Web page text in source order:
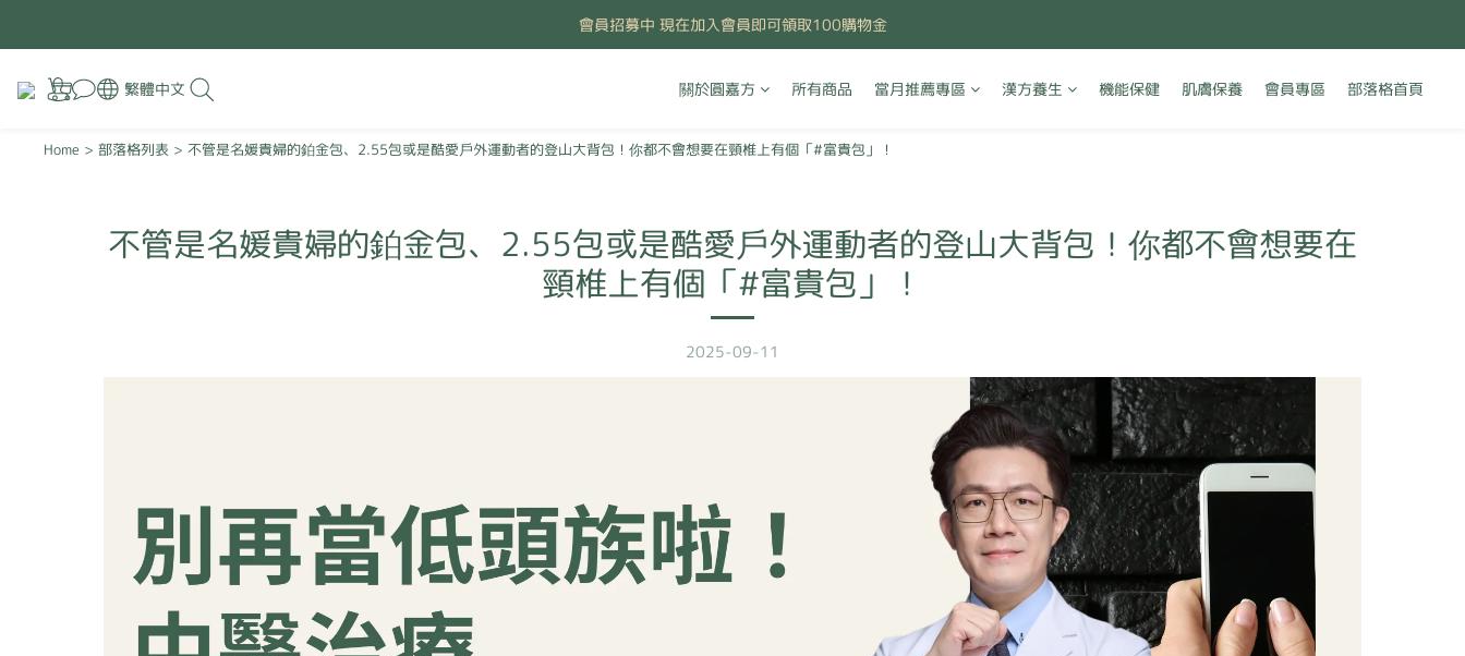
會員招募中 現在加入會員即可領取100購物金
關於圓嘉方 所有商品 當月推薦專區 漢方養生 機能保健 肌膚保養 會員專區 部落格首頁
繁體中文
Home > 部落格列表 > 不管是名媛貴婦的鉑金包、2.55包或是酷愛戶外運動者的登山大背包！你都不會想要在頸椎上有個「#富貴包」！
不管是名媛貴婦的鉑金包、2.55包或是酷愛戶外運動者的登山大背包！你都不會想要在
頸椎上有個「#富貴包」！
2025-09-11